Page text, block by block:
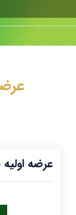
عرضه اولیه